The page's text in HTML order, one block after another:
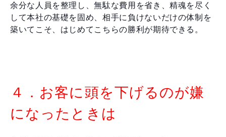
余分な人員を整理し、無駄な費用を省き、精魂を尽く
して本社の基礎を固め、相手に負けないだけの体制を
築いてこそ、はじめてこちらの勝利が期待できる。
４．お客に頭を下げるのが嫌
になったときは